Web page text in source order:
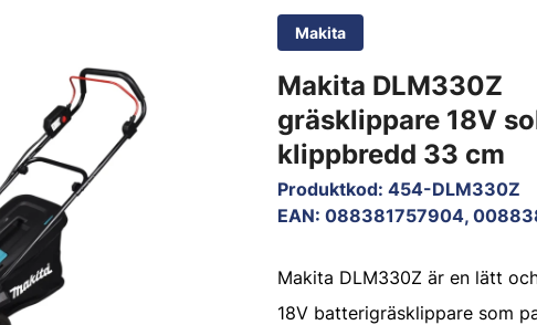
Makita
Makita DLM330Z
gräsklippare 18V
klippbredd 33 cm
Produktkod: 454-DLM330Z
EAN: 088381757904,
Makita DLM330Z är en lätt
18V batterigräsklippare som